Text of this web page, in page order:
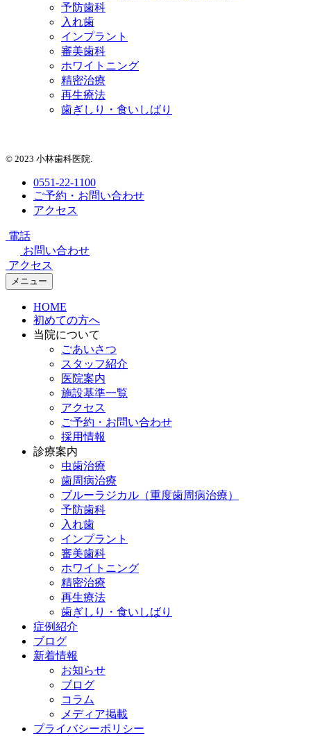
予防歯科
入れ歯
インプラント
審美歯科
ホワイトニング
精密治療
再生療法
歯ぎしり・食いしばり
© 2023 小林歯科医院.
0551-22-1100
ご予約・お問い合わせ
アクセス
電話
お問い合わせ
アクセス
メニュー
HOME
初めての方へ
当院について
ごあいさつ
スタッフ紹介
医院案内
施設基準一覧
アクセス
ご予約・お問い合わせ
採用情報
診療案内
虫歯治療
歯周病治療
ブルーラジカル（重度歯周病治療）
予防歯科
入れ歯
インプラント
審美歯科
ホワイトニング
精密治療
再生療法
歯ぎしり・食いしばり
症例紹介
ブログ
新着情報
お知らせ
ブログ
コラム
メディア掲載
プライバシーポリシー